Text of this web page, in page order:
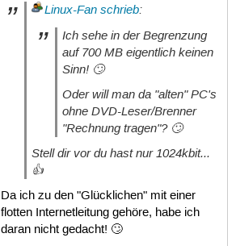
Linux-Fan schrieb:
Ich sehe in der Begrenzung
auf 700 MB eigentlich keinen
Sinn! 🙄
Oder will man da "alten" PC's
ohne DVD-Leser/Brenner
"Rechnung tragen"? 🙄
Stell dir vor du hast nur 1024kbit...
👍
Da ich zu den "Glücklichen" mit einer
flotten Internetleitung gehöre, habe ich
daran nicht gedacht! 🙄